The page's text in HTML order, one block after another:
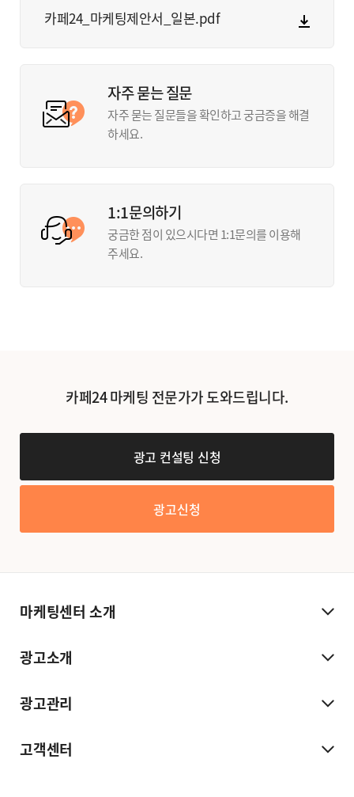
카페24_마케팅제안서_일본.pdf
자주 묻는 질문
자주 묻는 질문들을 확인하고 궁금증을 해결
하세요.
1:1문의하기
궁금한 점이 있으시다면 1:1문의를 이용해
주세요.
카페24 마케팅 전문가가 도와드립니다.
광고 컨설팅 신청
광고신청
마케팅센터 소개
광고소개
광고관리
고객센터